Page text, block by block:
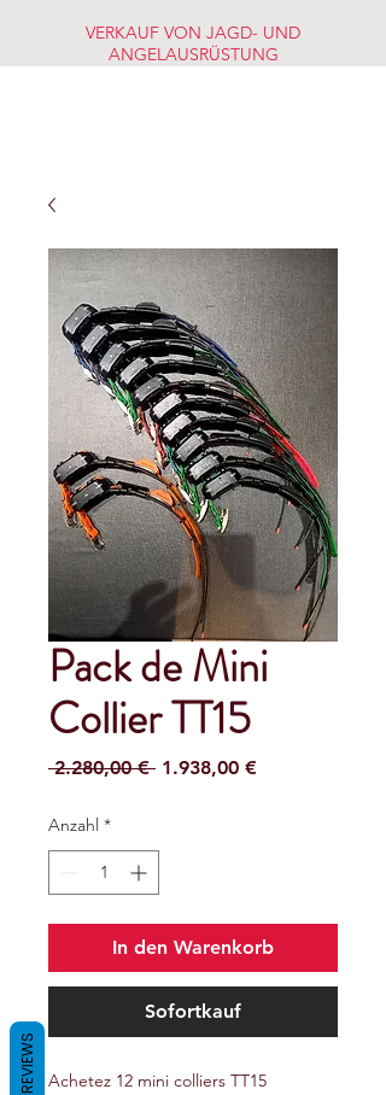
VERKAUF VON JAGD- UND
ANGELAUSRÜSTUNG
Pack de Mini
Collier TT15
2.280,00 € Standardpreis
1.938,00 €Sale-
Anzahl *
In den Warenkorb
Sofortkauf
Achetez 12 mini colliers TT15
REVIEWS